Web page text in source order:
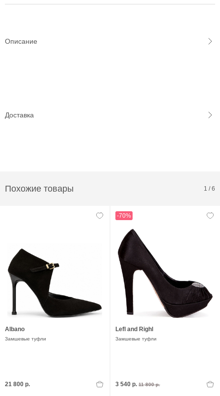
Описание
Доставка
Похожие товары 1 /6
Albano
Замшевые туфли
21 800 р.
-70%
Lefl and Righl
Замшевые туфли
3 540 р. 11 800 р.